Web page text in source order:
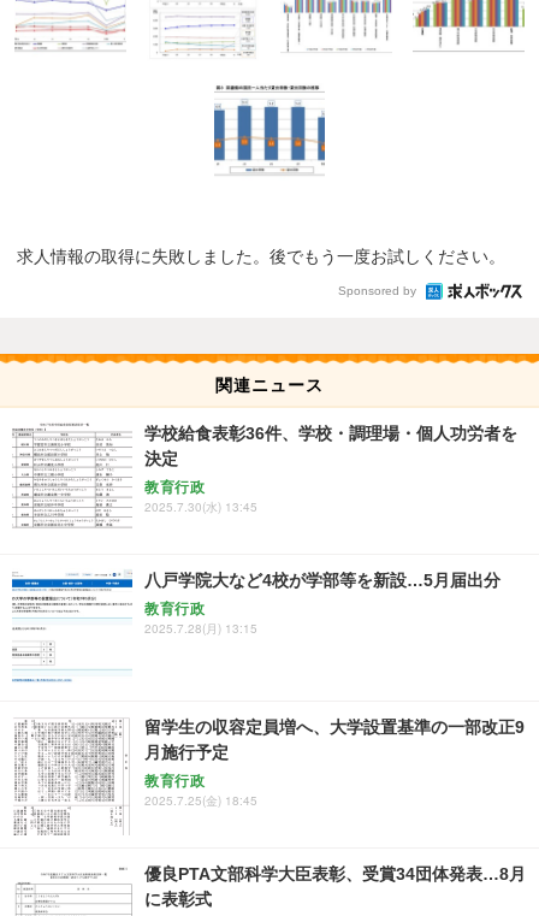
求人情報の取得に失敗しました。後でもう一度お試しください。
Sponsored by
関連ニュース
学校給食表彰36件、学校・調理場・個人功労者を
決定
教育行政
2025.7.30(水) 13:45
八戸学院大など4校が学部等を新設…5月届出分
教育行政
2025.7.28(月) 13:15
留学生の収容定員増へ、大学設置基準の一部改正9
月施行予定
教育行政
2025.7.25(金) 18:45
優良PTA文部科学大臣表彰、受賞34団体発表…8月
に表彰式